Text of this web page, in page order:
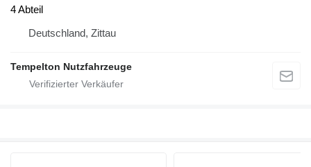
4 Abteil
Deutschland, Zittau
Tempelton Nutzfahrzeuge